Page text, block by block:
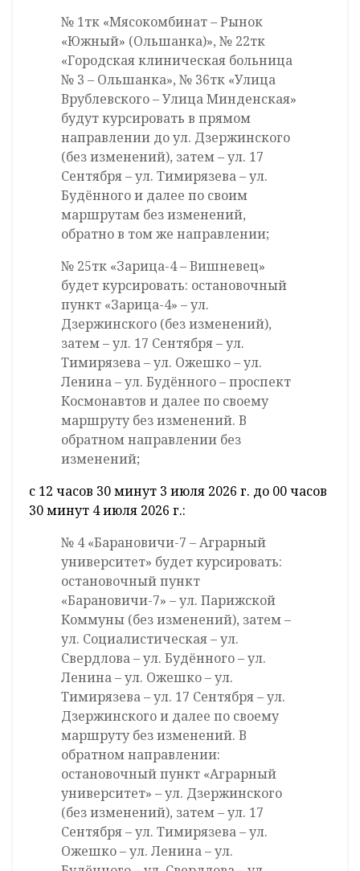
№ 1тк «Мясокомбинат – Рынок
«Южный» (Ольшанка)», № 22тк
«Городская клиническая больница
№ 3 – Ольшанка», № 36тк «Улица
Врублевского – Улица Минденская»
будут курсировать в прямом
направлении до ул. Дзержинского
(без изменений), затем – ул. 17
Сентября – ул. Тимирязева – ул.
Будённого и далее по своим
маршрутам без изменений,
обратно в том же направлении;
№ 25тк «Зарица-4 – Вишневец»
будет курсировать: остановочный
пункт «Зарица-4» – ул.
Дзержинского (без изменений),
затем – ул. 17 Сентября – ул.
Тимирязева – ул. Ожешко – ул.
Ленина – ул. Будённого – проспект
Космонавтов и далее по своему
маршруту без изменений. В
обратном направлении без
изменений;
с 12 часов 30 минут 3 июля 2026 г. до 00 часов
30 минут 4 июля 2026 г.:
№ 4 «Барановичи-7 – Аграрный
университет» будет курсировать:
остановочный пункт
«Барановичи-7» – ул. Парижской
Коммуны (без изменений), затем –
ул. Социалистическая – ул.
Свердлова – ул. Будённого – ул.
Ленина – ул. Ожешко – ул.
Тимирязева – ул. 17 Сентября – ул.
Дзержинского и далее по своему
маршруту без изменений. В
обратном направлении:
остановочный пункт «Аграрный
университет» – ул. Дзержинского
(без изменений), затем – ул. 17
Сентября – ул. Тимирязева – ул.
Ожешко – ул. Ленина – ул.